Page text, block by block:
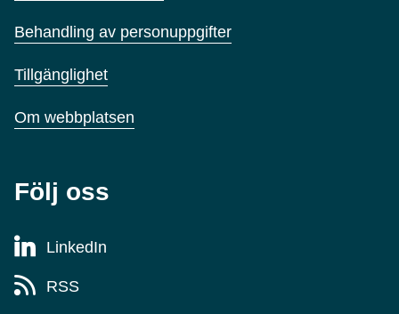
Behandling av personuppgifter
Tillgänglighet
Om webbplatsen
Följ oss
LinkedIn
RSS